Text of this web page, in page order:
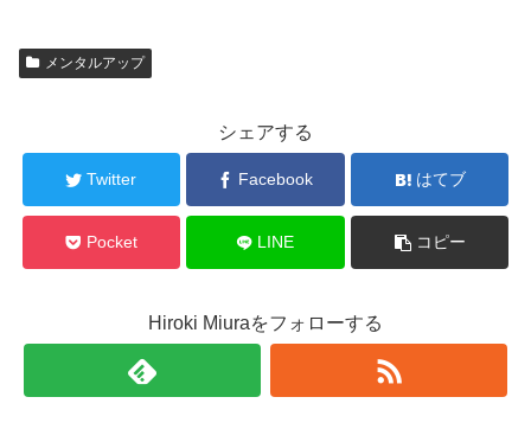
メンタルアップ
シェアする
Twitter Facebook はてブ
Pocket LINE コピー
Hiroki Miuraをフォローする